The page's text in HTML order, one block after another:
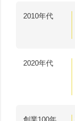
2010年代
2020年代
創業100年